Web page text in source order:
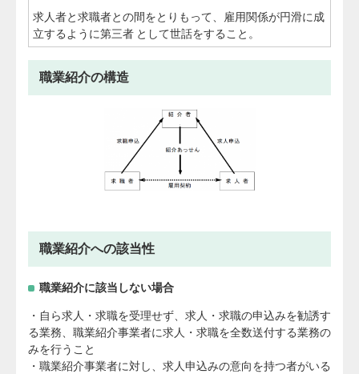
求人者と求職者との間をとりもって、雇用関係が円滑に成
立するように第三者 として世話をすること。
職業紹介の構造
職業紹介への該当性
職業紹介に該当しない場合
・自ら求人・求職を受理せず、求人・求職の申込みを勧誘す
る業務、職業紹介事業者に求人・求職を全数送付する業務の
みを行うこと
・職業紹介事業者に対し、求人申込みの意向を持つ者がいる